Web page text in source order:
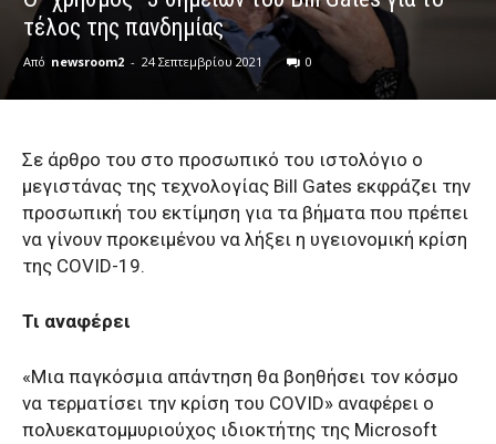
τέλος της πανδημίας
Από newsroom2 - 24 Σεπτεμβρίου 2021 0
Σε άρθρο του στο προσωπικό του ιστολόγιο ο
μεγιστάνας της τεχνολογίας Bill Gates εκφράζει την
προσωπική του εκτίμηση για τα βήματα που πρέπει
να γίνουν προκειμένου να λήξει η υγειονομική κρίση
της COVID-19.
Τι αναφέρει
«Μια παγκόσμια απάντηση θα βοηθήσει τον κόσμο
να τερματίσει την κρίση του COVID» αναφέρει ο
πολυεκατομμυριούχος ιδιοκτήτης της Microsoft